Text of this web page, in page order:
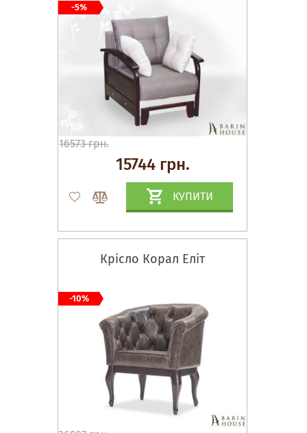
16573 грн.
15744 грн.
КУПИТИ
-5%
Крісло Корал Еліт
-10%